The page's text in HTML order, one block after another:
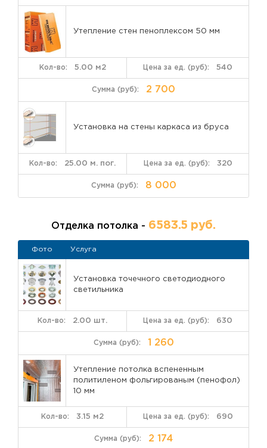
Утепление стен пеноплексом 50 мм
540
5.00 м2
2 700
Установка на стены каркаса из бруса
320
25.00 м. пог.
8 000
Отделка потолка - 6583.5 руб.
Фото Услуга
Установка точечного светодиодного
светильника
630
2.00 шт.
1 260
Утепление потолка вспененным
политиленом фольгированым (пенофол)
10 мм
690
3.15 м2
2 174